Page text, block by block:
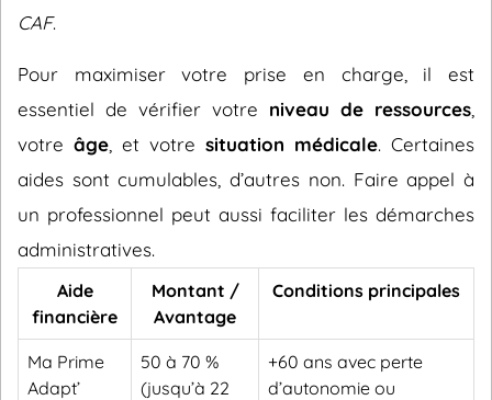
CAF.
Pour maximiser votre prise en charge, il est
essentiel de vérifier votre niveau de ressources
votre âge , et votre situation médicale. Certaines
aides sont cumulables, d’autres non. Faire appel à
un professionnel peut aussi faciliter les démarches
administratives.
Aide
financière
Montant /
Avantage
Conditions principales
Ma Prime
Adapt’
50 à 70 %
(jusqu’à 22
+60 ans avec perte
d’autonomie ou